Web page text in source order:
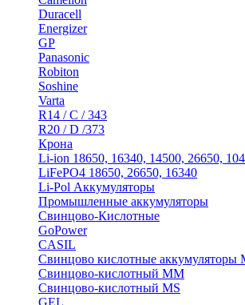
Duracell
Energizer
GP
Panasonic
Robiton
Soshine
Varta
R14 / C / 343
R20 / D /373
Крона
Li-ion 18650, 16340, 14500, 26650,
LiFePO4 18650, 26650, 16340
Li-Pol Аккумуляторы
Промышленные аккумуляторы
Свинцово-Кислотные
GoPower
CASIL
Свинцово кислотные аккумуляторы
Cвинцово-кислотный MM
Cвинцово-кислотный MS
GEL